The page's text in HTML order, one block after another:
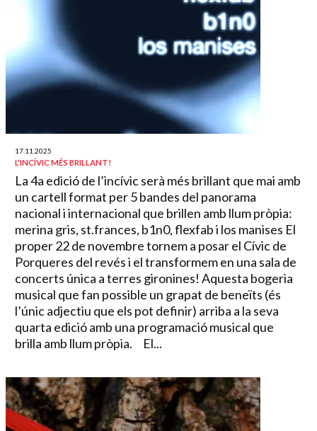
17.11.2025
L'INCÍVIC MÉS BRILLANT!
La 4a edició de l’incívic serà més brillant que mai amb
un cartell format per 5 bandes del panorama
nacional i internacional que brillen amb llum pròpia:
merina gris, st.frances, b1n0, flexfab i los manises El
proper 22 de novembre tornem a posar el Cívic de
Porqueres del revés i el transformem en una sala de
concerts única a terres gironines! Aquesta bogeria
musical que fan possible un grapat de beneïts (és
l’únic adjectiu que els pot definir) arriba a la seva
quarta edició amb una programació musical que
brilla amb llum pròpia. El...